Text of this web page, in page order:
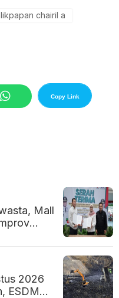
chairil a
Copy Link
Mall
2026
ESDM